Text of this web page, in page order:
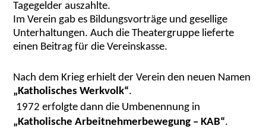
Tagegelder auszahlte.
Im Verein gab es Bildungsvorträge und gesellige
Unterhaltungen. Auch die Theatergruppe lieferte
einen Beitrag für die Vereinskasse.
Nach dem Krieg erhielt der Verein den neuen Namen
„Katholisches Werkvolk“.
1972 erfolgte dann die Umbenennung in
„Katholische Arbeitnehmerbewegung – KAB“.